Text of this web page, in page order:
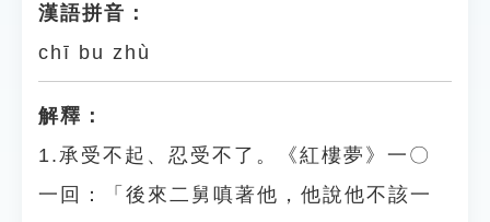
漢語拼音：
chī bu zhù
解釋：
1.承受不起、忍受不了。《紅樓夢》一〇
一回：「後來二舅嗔著他，他說他不該一